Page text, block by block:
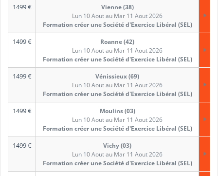
1499€
Vienne (38)
Lun 10 Aout au Mar 11 Aout 2026
Formation créer une Société d'Exercice Libéral (SEL)
1499€
Roanne (42)
Lun 10 Aout au Mar 11 Aout 2026
Formation créer une Société d'Exercice Libéral (SEL)
1499€
Vénissieux (69)
Lun 10 Aout au Mar 11 Aout 2026
Formation créer une Société d'Exercice Libéral (SEL)
1499€
Moulins (03)
Lun 10 Aout au Mar 11 Aout 2026
Formation créer une Société d'Exercice Libéral (SEL)
1499€
Vichy (03)
Lun 10 Aout au Mar 11 Aout 2026
Formation créer une Société d'Exercice Libéral (SEL)